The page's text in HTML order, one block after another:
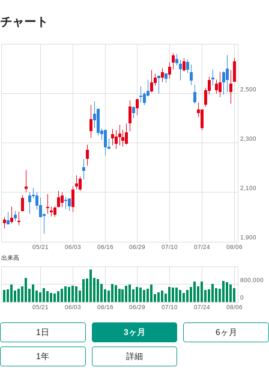
チャート
08/06
07/24
07/10
06/29
06/16
06/03
05/21
1,900
2,100
2,300
2,500
出来高
08/06
07/24
07/10
06/29
06/16
06/03
05/21
0
800,000
1日 3ヶ月 6ヶ月
1年 詳細